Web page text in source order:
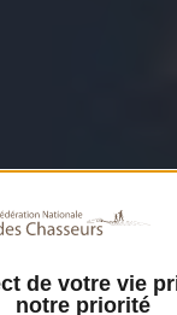
de votre vie
notre priorité